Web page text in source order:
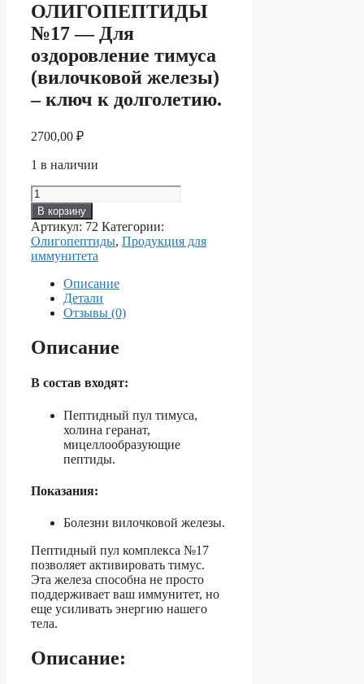
ОЛИГОПЕПТИДЫ
№17 — Для
оздоровление тимуса
(вилочковой железы)
– ключ к долголетию.
2700,00 ₽
1 в наличии
Количество
товара
ОЛИГОПЕПТИДЫ
№17
—
Для
оздоровление
тимуса
(вилочковой
железы)
–
ключ
долголетию.
В корзину
Артикул: 72 Категории:
Олигопептиды, Продукция для
иммунитета
Описание
Детали
Отзывы (0)
Описание
В состав входят:
Пептидный пул тимуса,
холина геранат,
мицеллообразующие
пептиды.
Показания:
Болезни вилочковой железы.
Пептидный пул комплекса №17
позволяет активировать тимус.
Эта железа способна не просто
поддерживает ваш иммунитет, но
еще усиливать энергию нашего
тела.
Описание: